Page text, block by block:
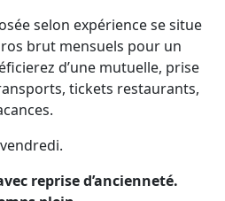
selon expérience se situe
brut mensuels pour un
d’une mutuelle, prise
tickets restaurants,
reprise d’ancienneté.